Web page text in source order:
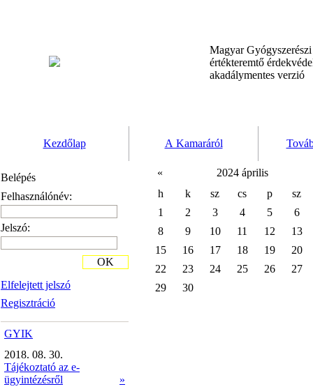
Magyar
értékteremtő
akadálymentes verzió
Kezdőlap A Kamaráról
Belépés
Felhasználónév:
Jelszó:
Elfelejtett jelszó
Regisztráció
OK
GYIK
2018. 08. 30.
Tájékoztató az e-
ügyintézésről
»
«
2024 április
h
k sz cs p
sz
1
2 3 4 5
6
8
9 10 11 12
13
15
16 17 18 19
20
22
23 24 25 26
27
29
30